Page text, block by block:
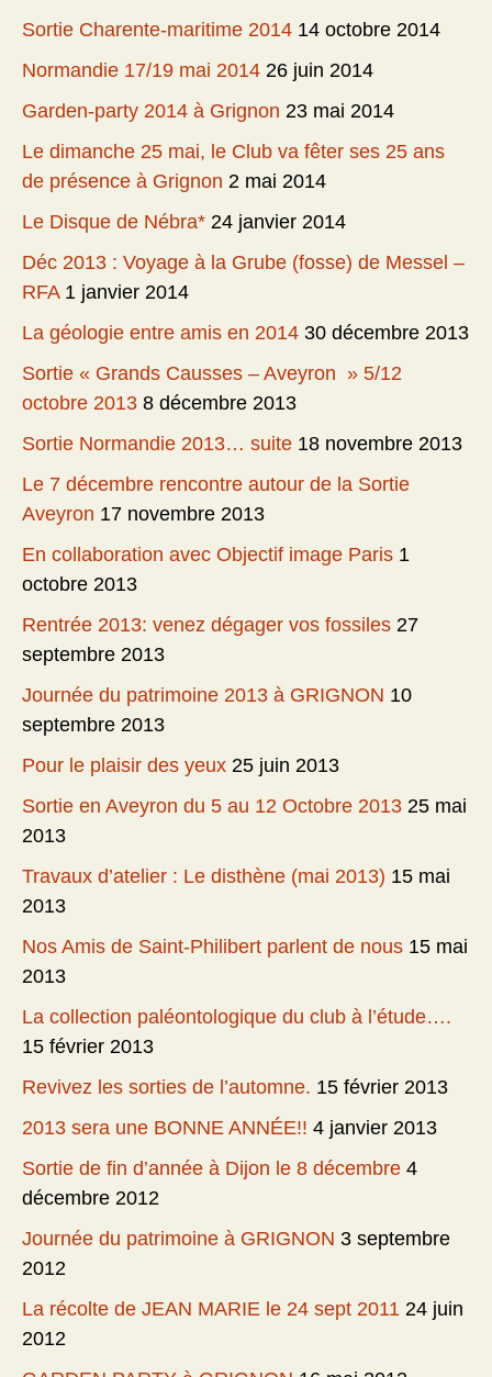
Sortie Charente-maritime 2014 14 octobre 2014
Normandie 17/19 mai 2014 26 juin 2014
Garden-party 2014 à Grignon 23 mai 2014
Le dimanche 25 mai, le Club va fêter ses 25 ans
de présence à Grignon 2 mai 2014
Le Disque de Nébra* 24 janvier 2014
Déc 2013 : Voyage à la Grube (fosse) de Messel –
RFA 1 janvier 2014
La géologie entre amis en 2014 30 décembre 2013
Sortie « Grands Causses – Aveyron » 5/12
octobre 2013 8 décembre 2013
Sortie Normandie 2013… suite 18 novembre 2013
Le 7 décembre rencontre autour de la Sortie
Aveyron 17 novembre 2013
En collaboration avec Objectif image Paris 1
octobre 2013
Rentrée 2013: venez dégager vos fossiles 27
septembre 2013
Journée du patrimoine 2013 à GRIGNON 10
septembre 2013
Pour le plaisir des yeux 25 juin 2013
Sortie en Aveyron du 5 au 12 Octobre 2013 25 mai
2013
Travaux d’atelier : Le disthène (mai 2013) 15 mai
2013
Nos Amis de Saint-Philibert parlent de nous 15 mai
2013
La collection paléontologique du club à l’étude….
15 février 2013
Revivez les sorties de l’automne. 15 février 2013
2013 sera une BONNE ANNÉE!! 4 janvier 2013
Sortie de fin d’année à Dijon le 8 décembre 4
décembre 2012
Journée du patrimoine à GRIGNON 3 septembre
2012
La récolte de JEAN MARIE le 24 sept 2011 24 juin
2012